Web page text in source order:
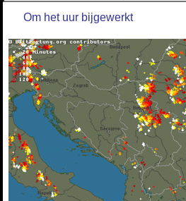
Om het uur bijgewerkt